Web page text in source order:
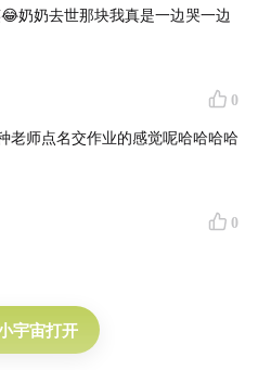
奶奶去世那块我真是一边哭一边
0
老师点名交作业的感觉呢哈哈哈哈
0
宇宙打开